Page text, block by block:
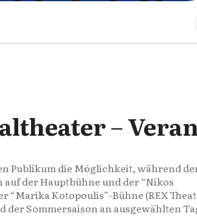
–
Publikum die Möglichkeit, während
der Hauptbühne und der “Nikos
“Marika Kotopoulis”-Bühne (REX
Sommersaison an ausgewählten